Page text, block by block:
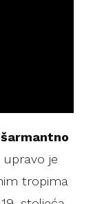
upravo je
tropima